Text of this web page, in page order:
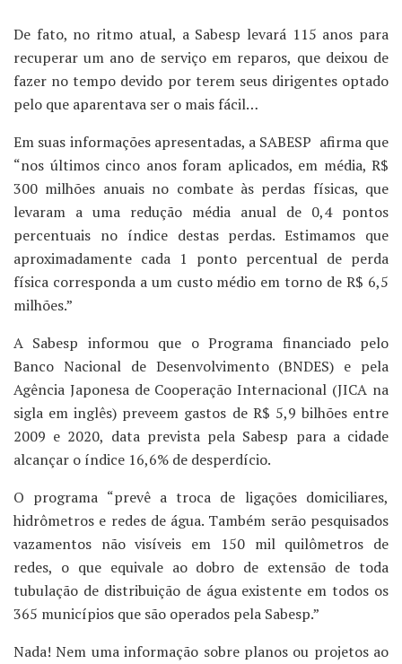
De fato, no ritmo atual, a Sabesp levará 115 anos para
recuperar um ano de serviço em reparos, que deixou de
fazer no tempo devido por terem seus dirigentes optado
pelo que aparentava ser o mais fácil…
Em suas informações apresentadas, a SABESP afirma que
“nos últimos cinco anos foram aplicados, em média, R$
300 milhões anuais no combate às perdas físicas, que
levaram a uma redução média anual de 0,4 pontos
percentuais no índice destas perdas. Estimamos que
aproximadamente cada 1 ponto percentual de perda
física corresponda a um custo médio em torno de R$ 6,5
milhões.”
A Sabesp informou que o Programa financiado pelo
Banco Nacional de Desenvolvimento (BNDES) e pela
Agência Japonesa de Cooperação Internacional (JICA na
sigla em inglês) preveem gastos de R$ 5,9 bilhões entre
2009 e 2020, data prevista pela Sabesp para a cidade
alcançar o índice 16,6% de desperdício.
O programa “prevê a troca de ligações domiciliares,
hidrômetros e redes de água. Também serão pesquisados
vazamentos não visíveis em 150 mil quilômetros de
redes, o que equivale ao dobro de extensão de toda
tubulação de distribuição de água existente em todos os
365 municípios que são operados pela Sabesp.”
Nada! Nem uma informação sobre planos ou projetos ao